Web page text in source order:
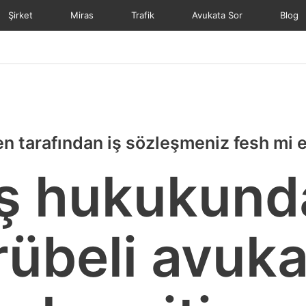
Şirket Miras Trafik Avukata Sor Blog
tarafından iş sözleşmeniz fesh mi